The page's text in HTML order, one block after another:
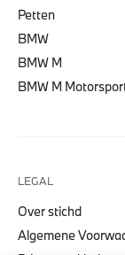
Petten
BMW
BMW M
BMW M
LEGAL
Over stichd
Algemene